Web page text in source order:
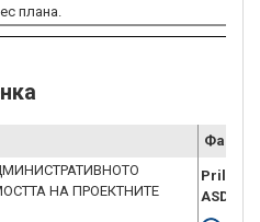
Файл
НА ПРОЕКТНИТЕ